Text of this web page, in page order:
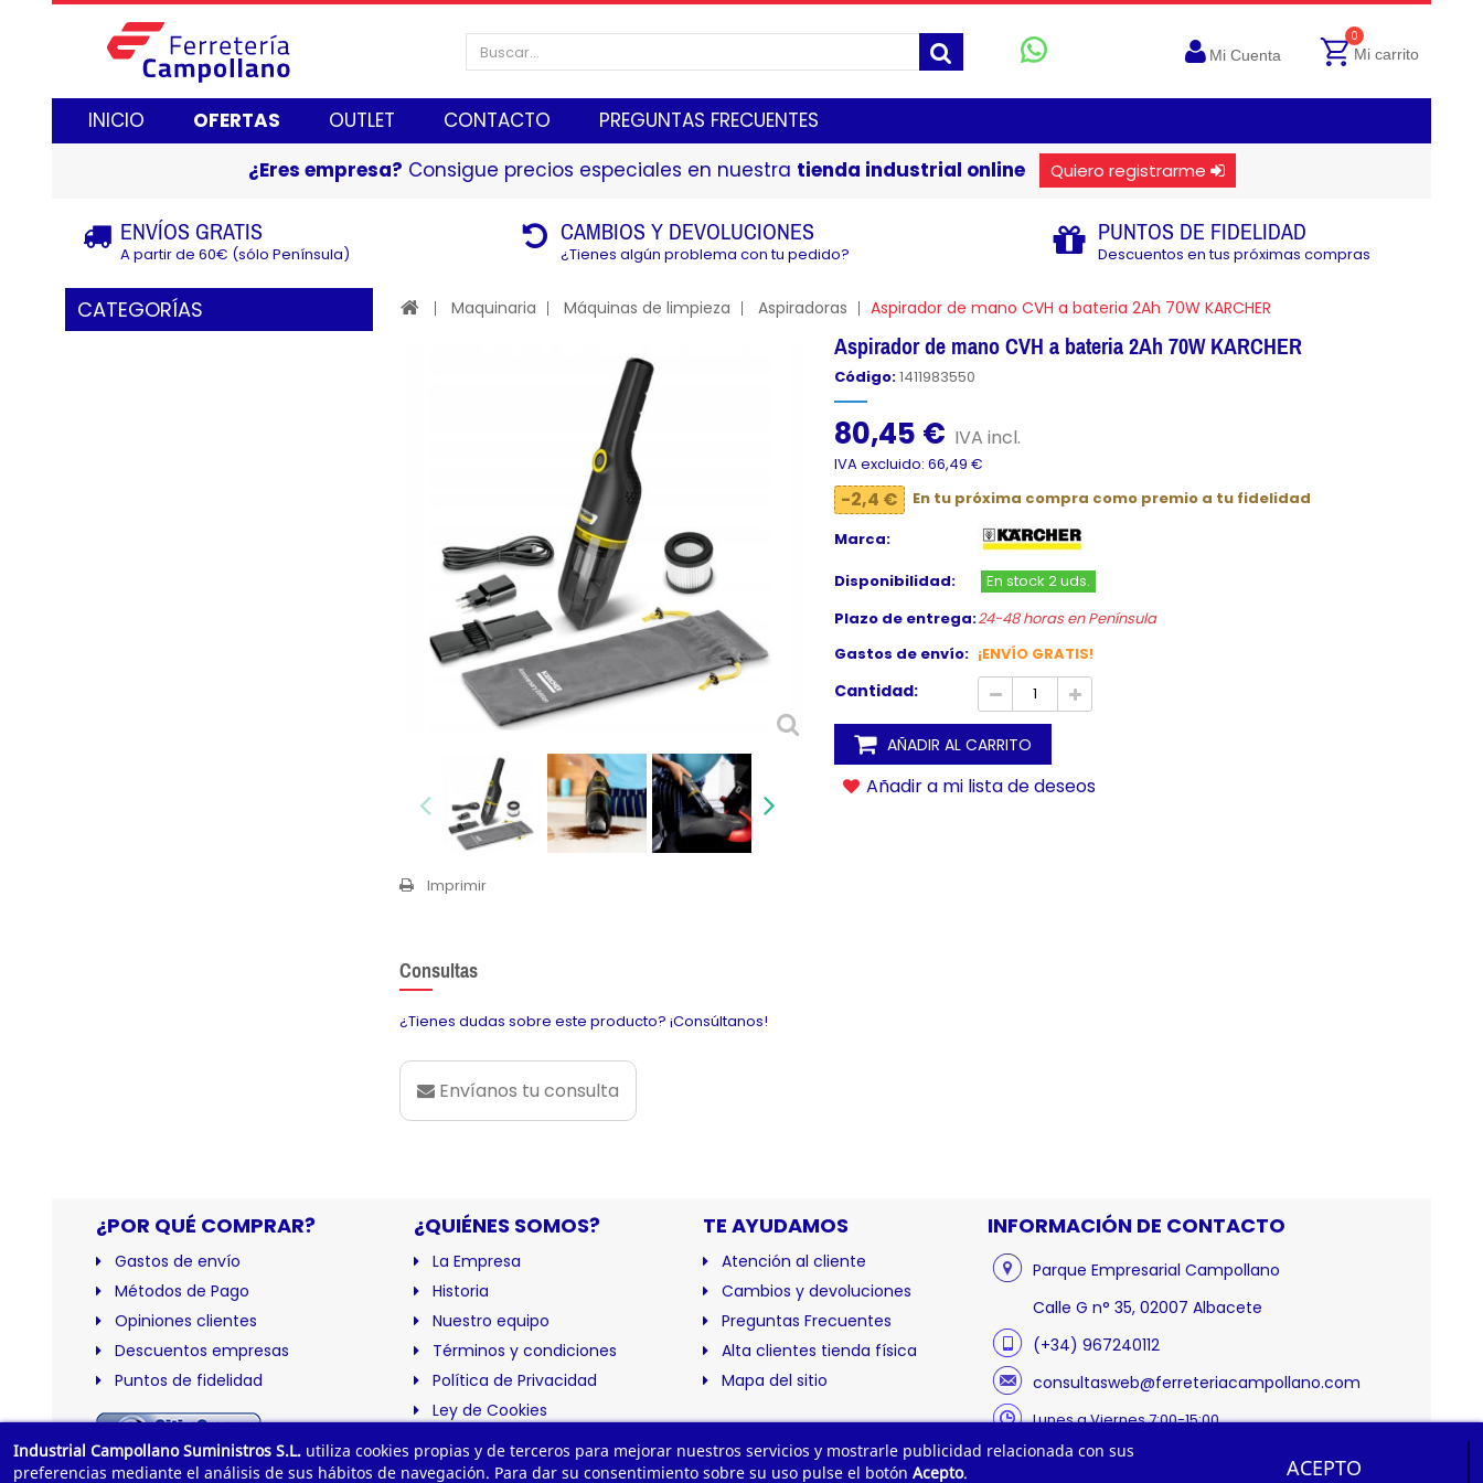
INICIO OFERTAS OUTLET CONTACTO PREGUNTAS FRECUENTES
Mi Cuenta
0
Mi carrito
¿Eres empresa? Consigue precios especiales en nuestra tienda industrial online Quiero registrarme
ENVÍOS GRATIS
A partir de 60€ (sólo Península)
CAMBIOS Y DEVOLUCIONES
¿Tienes algún problema con tu pedido?
PUNTOS DE FIDELIDAD
Descuentos en tus próximas compras
CATEGORÍAS Maquinaria Máquinas de limpieza Aspiradoras Aspirador de mano CVH a bateria 2Ah 70W KARCHER
Imprimir
Aspirador de mano CVH a bateria 2Ah 70W KARCHER
Código:1411983550
80,45 € IVA incl.
IVA excluido: 66,49 €
-2,4 €
En tu próxima compra como premio a tu fidelidad
Marca:
Disponibilidad:
En stock 2 uds.
Plazo de entrega:24-48 horas en Península
Gastos de envío: ¡ENVÍO GRATIS!
Cantidad:
AÑADIR AL CARRITO
Añadir a mi lista de deseos
Consultas
¿Tienes dudas sobre este producto? ¡Consúltanos!
Envíanos tu consulta
¿POR QUÉ COMPRAR?
Gastos de envío
Métodos de Pago
Opiniones clientes
Descuentos empresas
Puntos de fidelidad
¿QUIÉNES SOMOS?
La Empresa
Historia
Nuestro equipo
Términos y condiciones
Política de Privacidad
Ley de Cookies
Certificación
TE AYUDAMOS
Atención al cliente
Cambios y devoluciones
Preguntas Frecuentes
Alta clientes tienda física
Mapa del sitio
INFORMACIÓN DE CONTACTO
Parque Empresarial Campollano
Calle G n° 35, 02007 Albacete
(+34) 967240112
consultasweb@ferreteriacampollano.com
Lunes a Viernes 7:00-15:00
Industrial Campollano Suministros S.L. utiliza cookies propias y de terceros para mejorar nuestros servicios y mostrarle publicidad relacionada con sus
preferencias mediante el análisis de sus hábitos de navegación. Para dar su consentimiento sobre su uso pulse el botón Acepto. ACEPTO